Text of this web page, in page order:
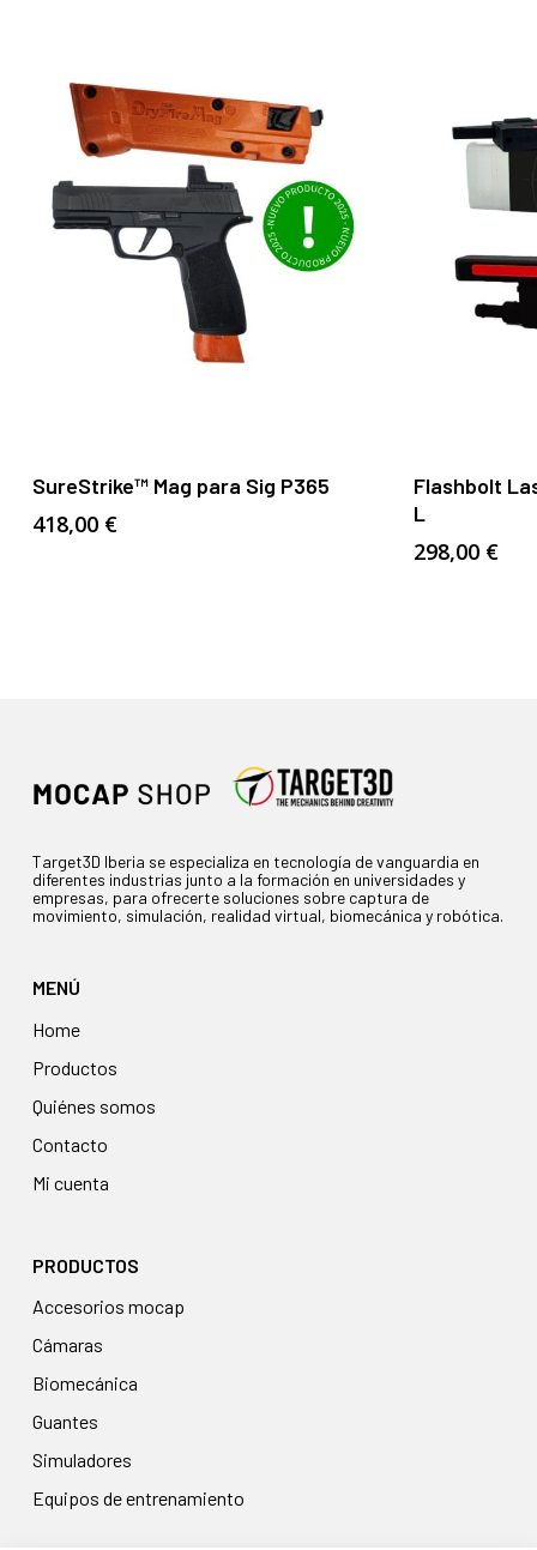
SureStrike™ Mag para Sig P365
418,00 €
Flashbolt
L
298,00 €
Target3D Iberia se especializa en tecnología de vanguardia en
diferentes industrias junto a la formación en universidades y
empresas, para ofrecerte soluciones sobre captura de
movimiento, simulación, realidad virtual, biomecánica y robótica.
MENÚ
Home
Productos
Quiénes somos
Contacto
Mi cuenta
PRODUCTOS
accesorios mocap
cámaras
biomecánica
guantes
simuladores
equipos de entrenamiento